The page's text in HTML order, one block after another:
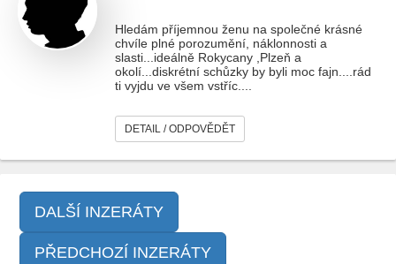
Hledám příjemnou ženu na společné krásné
chvíle plné porozumění, náklonnosti a
slasti...ideálně Rokycany ,Plzeň a
okolí...diskrétní schůzky by byli moc fajn....rád
ti vyjdu ve všem vstříc....
DETAIL / ODPOVĚDĚT
DALŠÍ INZERÁTY
PŘEDCHOZÍ INZERÁTY